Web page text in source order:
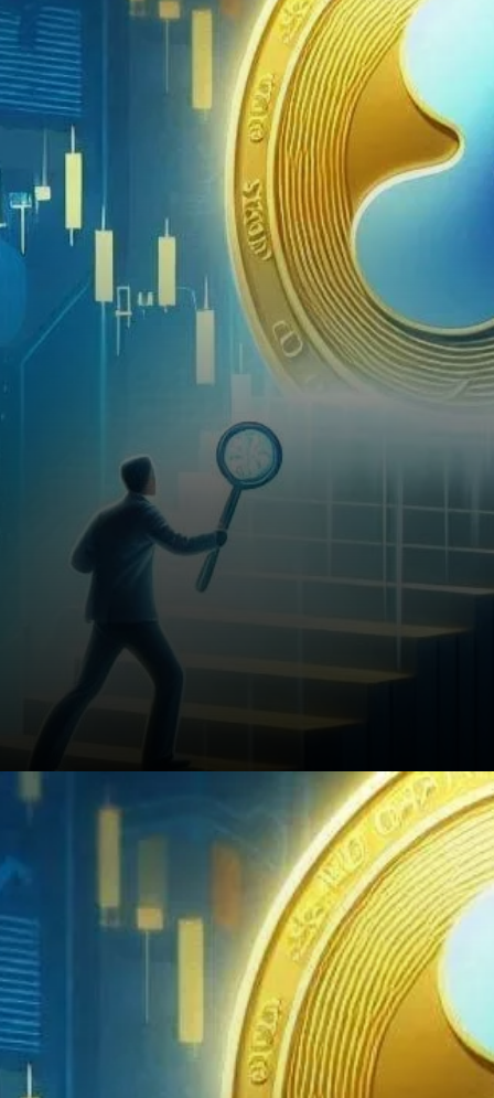
L'anticipation monte en flèche
suite à l'approbation
imminente d'un fonds négocié
en bourse (ETF) XRP.